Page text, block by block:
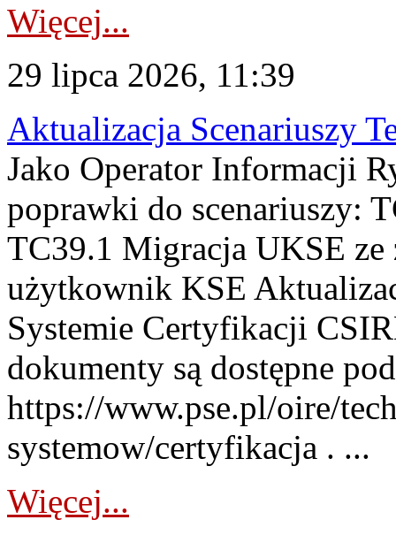
Więcej...
29 lipca 2026, 11:39
Aktualizacja Scenariuszy
Jako Operator Informacji
poprawki do scenariuszy:
TC39.1 Migracja UKSE
użytkownik KSE
Systemie Certyfikacji
dokumenty są dostępne
https://www.pse.pl/oire/
systemow/certyfikacja . ...
Więcej...